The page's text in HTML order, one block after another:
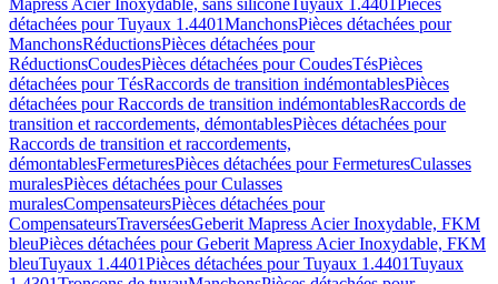
Mapress Acier Inoxydable, sans siliconeTuyaux 1.4401Pièces
détachées pour Tuyaux 1.4401ManchonsPièces détachées pour
ManchonsRéductionsPièces détachées pour
RéductionsCoudesPièces détachées pour CoudesTésPièces
détachées pour TésRaccords de transition indémontablesPièces
détachées pour Raccords de transition indémontablesRaccords de
transition et raccordements, démontablesPièces détachées pour
Raccords de transition et raccordements,
démontablesFermeturesPièces détachées pour FermeturesCulasses
muralesPièces détachées pour Culasses
muralesCompensateursPièces détachées pour
CompensateursTraverséesGeberit Mapress Acier Inoxydable, FKM
bleuPièces détachées pour Geberit Mapress Acier Inoxydable, FKM
bleuTuyaux 1.4401Pièces détachées pour Tuyaux 1.4401Tuyaux